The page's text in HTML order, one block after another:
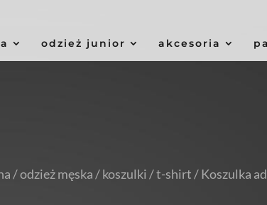
odzież junior akcesoria
/odzież męska/koszulki/t-shirt/ Koszulka